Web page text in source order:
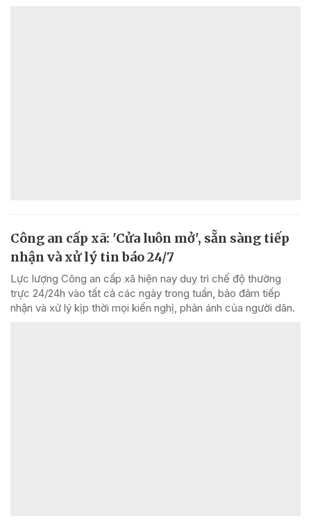
Công an cấp xã: 'Cửa luôn mở', sẵn sàng tiếp
nhận và xử lý tin báo 24/7
Lực lượng Công an cấp xã hiện nay duy trì chế độ thường
trực 24/24h vào tất cả các ngày trong tuần, bảo đảm tiếp
nhận và xử lý kịp thời mọi kiến nghị, phản ánh của người dân.